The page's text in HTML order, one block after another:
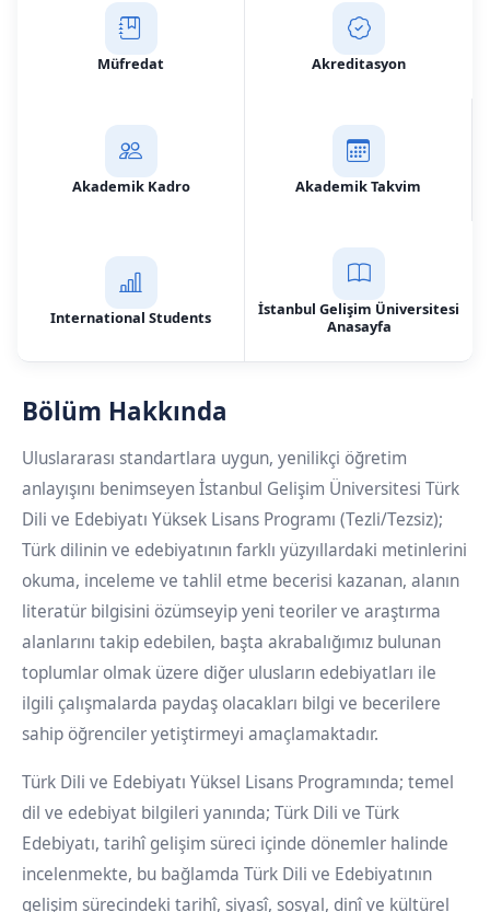
Müfredat Akreditasyon
Akademik Kadro Akademik Takvim
International Students
İstanbul Gelişim Üniversitesi
Anasayfa
Bölüm Hakkında
Uluslararası standartlara uygun, yenilikçi öğretim
anlayışını benimseyen İstanbul Gelişim Üniversitesi Türk
Dili ve Edebiyatı Yüksek Lisans Programı (Tezli/Tezsiz);
Türk dilinin ve edebiyatının farklı yüzyıllardaki metinlerini
okuma, inceleme ve tahlil etme becerisi kazanan, alanın
literatür bilgisini özümseyip yeni teoriler ve araştırma
alanlarını takip edebilen, başta akrabalığımız bulunan
toplumlar olmak üzere diğer ulusların edebiyatları ile
ilgili çalışmalarda paydaş olacakları bilgi ve becerilere
sahip öğrenciler yetiştirmeyi amaçlamaktadır.
Türk Dili ve Edebiyatı Yüksel Lisans Programında; temel
dil ve edebiyat bilgileri yanında; Türk Dili ve Türk
Edebiyatı, tarihî gelişim süreci içinde dönemler halinde
incelenmekte, bu bağlamda Türk Dili ve Edebiyatının
gelişim sürecindeki tarihî, siyasî, sosyal, dinî ve kültürel